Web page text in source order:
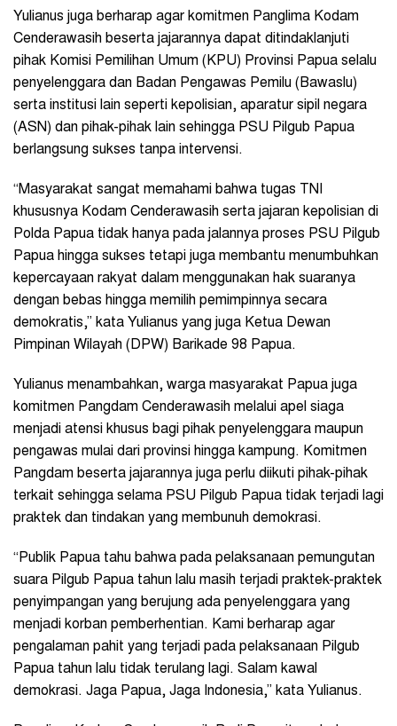
Yulianus juga berharap agar komitmen Panglima Kodam
Cenderawasih beserta jajarannya dapat ditindaklanjuti
pihak Komisi Pemilihan Umum (KPU) Provinsi Papua selalu
penyelenggara dan Badan Pengawas Pemilu (Bawaslu)
serta institusi lain seperti kepolisian, aparatur sipil negara
(ASN) dan pihak-pihak lain sehingga PSU Pilgub Papua
berlangsung sukses tanpa intervensi.
“Masyarakat sangat memahami bahwa tugas TNI
khususnya Kodam Cenderawasih serta jajaran kepolisian di
Polda Papua tidak hanya pada jalannya proses PSU Pilgub
Papua hingga sukses tetapi juga membantu menumbuhkan
kepercayaan rakyat dalam menggunakan hak suaranya
dengan bebas hingga memilih pemimpinnya secara
demokratis,” kata Yulianus yang juga Ketua Dewan
Pimpinan Wilayah (DPW) Barikade 98 Papua.
Yulianus menambahkan, warga masyarakat Papua juga
komitmen Pangdam Cenderawasih melalui apel siaga
menjadi atensi khusus bagi pihak penyelenggara maupun
pengawas mulai dari provinsi hingga kampung. Komitmen
Pangdam beserta jajarannya juga perlu diikuti pihak-pihak
terkait sehingga selama PSU Pilgub Papua tidak terjadi lagi
praktek dan tindakan yang membunuh demokrasi.
“Publik Papua tahu bahwa pada pelaksanaan pemungutan
suara Pilgub Papua tahun lalu masih terjadi praktek-praktek
penyimpangan yang berujung ada penyelenggara yang
menjadi korban pemberhentian. Kami berharap agar
pengalaman pahit yang terjadi pada pelaksanaan Pilgub
Papua tahun lalu tidak terulang lagi. Salam kawal
demokrasi. Jaga Papua, Jaga Indonesia,” kata Yulianus.